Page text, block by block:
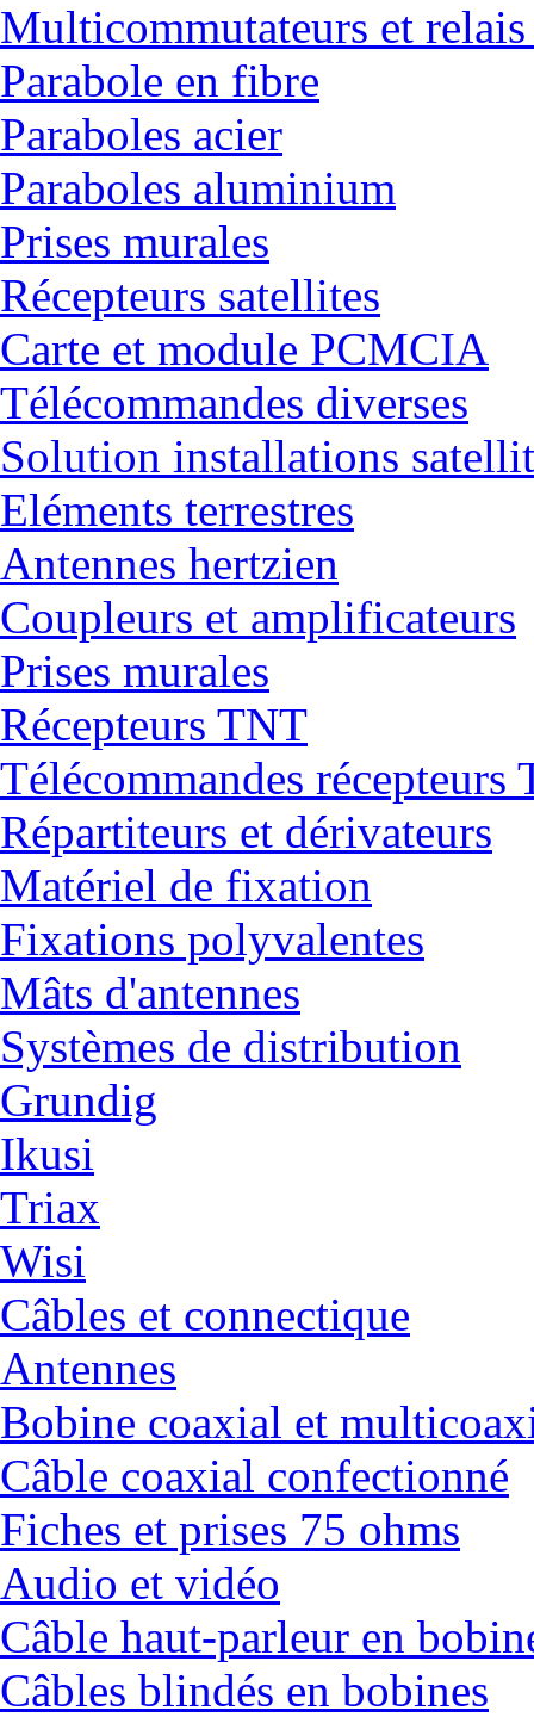
Multicommutateurs et
Parabole en fibre
Paraboles acier
Paraboles aluminium
Prises murales
Récepteurs satellites
Carte et module PCMCIA
Télécommandes diverses
Solution installations
Eléments terrestres
Antennes hertzien
Coupleurs et amplificateurs
Prises murales
Récepteurs TNT
Télécommandes récepteurs
Répartiteurs et dérivateurs
Matériel de fixation
Fixations polyvalentes
Mâts d'antennes
Systèmes de distribution
Grundig
Ikusi
Triax
Wisi
Câbles et connectique
Antennes
Bobine coaxial et
Câble coaxial confectionné
Fiches et prises 75 ohms
Audio et vidéo
Câble haut-parleur en
Câbles blindés en bobines